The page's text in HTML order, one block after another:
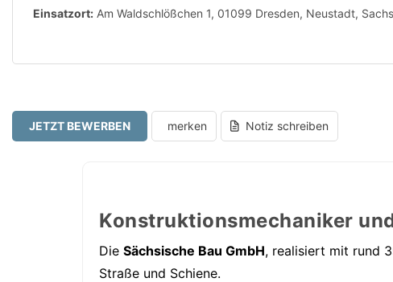
Einsatzort: Am Waldschlößchen 1, 01099 Dresden, Neustadt,
JETZT BEWERBEN merken Notiz schreiben
Konstruktionsmechaniker
Die Sächsische Bau GmbH, realisiert mit rund
Straße und Schiene.